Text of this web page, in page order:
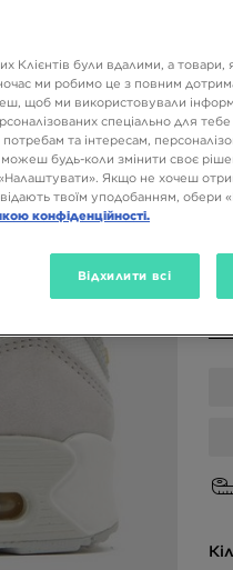
Клієнтів були вдалими, а товари,
ми робимо це з повним
щоб ми використовували
спеціально для
та інтересам,
будь-коли змінити своє
Якщо не хочеш
твоїм уподобанням, обери
конфіденційності.
Відхилити всі